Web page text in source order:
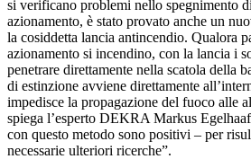
si verificano problemi nello spegnimento
azionamento, è stato provato anche un
la cosiddetta lancia antincendio. Qualora
azionamento si incendino, con la lancia i
penetrare direttamente nella scatola della
di estinzione avviene direttamente
impedisce la propagazione del fuoco alle
spiega l’esperto DEKRA Markus
con questo metodo sono positivi – per
necessarie ulteriori ricerche”.